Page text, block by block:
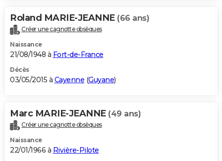
Roland MARIE-JEANNE (66 ans)
Créer une cagnotte obsèques
Naissance
21/08/1948 à Fort-de-France
Décès
03/05/2015 à Cayenne (Guyane)
Marc MARIE-JEANNE (49 ans)
Créer une cagnotte obsèques
Naissance
22/01/1966 à Rivière-Pilote